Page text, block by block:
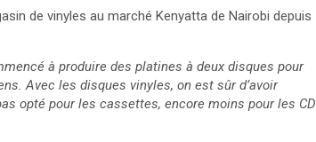
de vinyles au marché Kenyatta de Nairobi depuis
à produire des platines à deux disques pour
Avec les disques vinyles, on est sûr d’avoir
opté pour les cassettes, encore moins pour les CD